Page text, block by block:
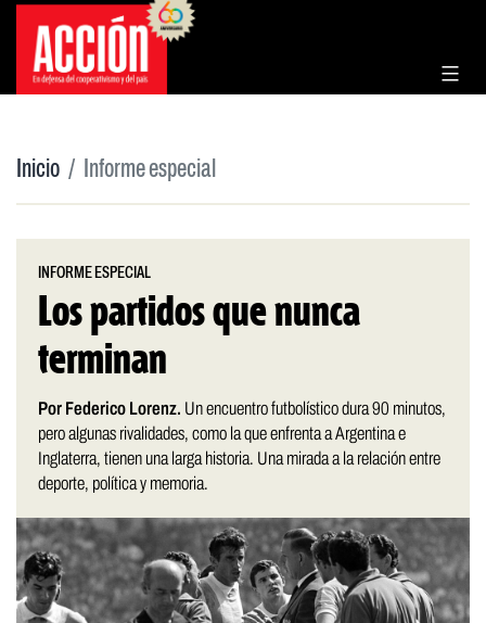
Saltar
contenido
Inicio Informe especial
INFORME ESPECIAL
Los partidos que nunca
terminan
Por Federico Lorenz. Un encuentro futbolístico dura 90 minutos,
pero algunas rivalidades, como la que enfrenta a Argentina e
Inglaterra, tienen una larga historia. Una mirada a la relación entre
deporte, política y memoria.